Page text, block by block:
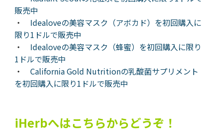
販売中
・ Idealoveの美容マスク（アボカド）を初回購入に
限り1ドルで販売中
・ Idealoveの美容マスク（蜂蜜）を初回購入に限り
1ドルで販売中
・ California Gold Nutritionの乳酸菌サプリメント
を初回購入に限り1ドルで販売中
iHerbへはこちらからどうぞ！